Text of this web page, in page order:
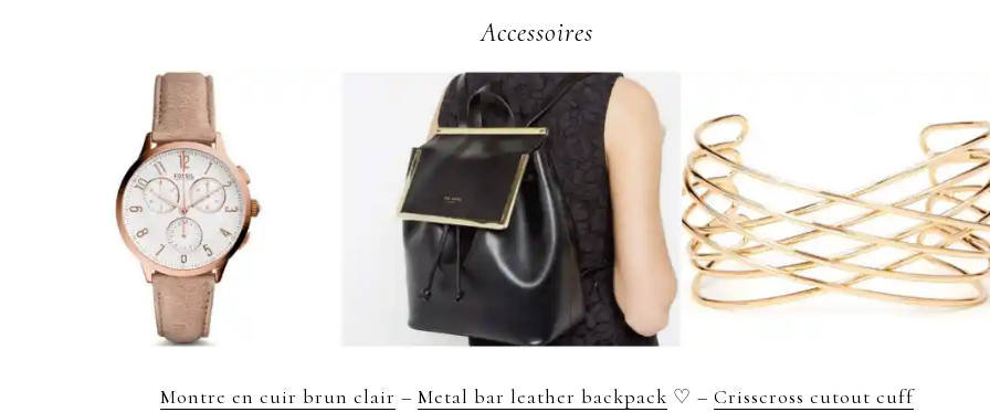
Accessoires
Montre en cuir brun clair – Metal bar leather backpack ♡ – Crisscross cutout cuff